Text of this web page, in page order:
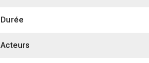
Durée
Acteurs